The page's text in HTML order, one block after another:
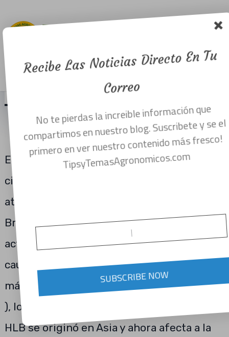
Menu
para HLB.
DESARROLLAN FEROMONA PARA
TACAR A EL VECTOR DEL HLB.
El psílido asiático de los cítricos Diaphorina
citri mide solo 2 mm de longitud, pero
aterroriza a los productores de cítricos de
Brasil, China y Estados Unidos porque
actúa como vector de las bacterias que
causan el enverdecimiento de los cítricos,
más conocido como Huanglongbing (HLB).
), lo que significa dragón amarillo en chino.
HLB se originó en Asia y ahora afecta a la
Recibe Las Noticias Directo En Tu
Correo
No te pierdas la increible información que
compartimos en nuestro blog. Suscribete y se el
primero en ver nuestro contenido más fresco!
TipsyTemasAgronomicos.com
SUBSCRIBE NOW